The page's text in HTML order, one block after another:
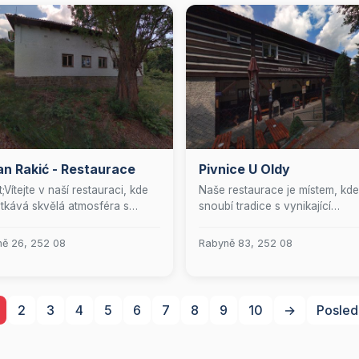
Rakić - Restaurace
v naší restauraci, kde
skvělá atmosféra s
zážitek z jídla,
26, 252 08
Pivnice U Oldy
Naše restaurace je místem,
snoubí tradice s vynikající
zažijte nezapomenutelný
těšíme, že vás budeme moci
Rabyně 83, 252 08
2 3 4 5 6 7 8 9 10 →